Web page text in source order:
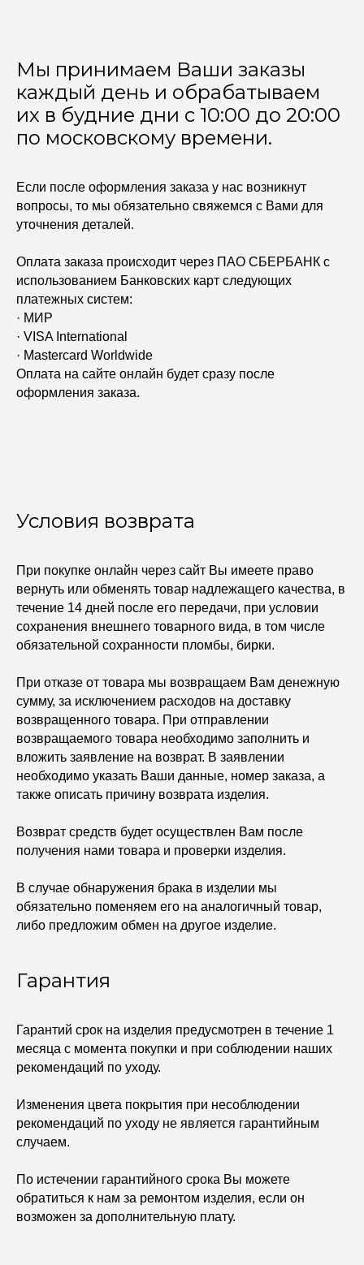
Мы принимаем Ваши заказы
каждый день и обрабатываем
их в будние дни с 10:00 до 20:00
по московскому времени.
Если после оформления заказа у нас возникнут
вопросы, то мы обязательно свяжемся с Вами для
уточнения деталей.
Оплата заказа происходит через ПАО СБЕРБАНК с
использованием Банковских карт следующих
платежных систем:
· МИР
· VISA International
· Mastercard Worldwide
Оплата на сайте онлайн будет сразу после
оформления заказа.
Условия возврата
При покупке онлайн через сайт Вы имеете право
вернуть или обменять товар надлежащего качества, в
течение 14 дней после его передачи, при условии
сохранения внешнего товарного вида, в том числе
обязательной сохранности пломбы, бирки.
При отказе от товара мы возвращаем Вам денежную
сумму, за исключением расходов на доставку
возвращенного товара. При отправлении
возвращаемого товара необходимо заполнить и
вложить заявление на возврат. В заявлении
необходимо указать Ваши данные, номер заказа, а
также описать причину возврата изделия.
Возврат средств будет осуществлен Вам после
получения нами товара и проверки изделия.
В случае обнаружения брака в изделии мы
обязательно поменяем его на аналогичный товар,
либо предложим обмен на другое изделие.
Гарантия
Гарантий срок на изделия предусмотрен в течение 1
месяца с момента покупки и при соблюдении наших
рекомендаций по уходу.
Изменения цвета покрытия при несоблюдении
рекомендаций по уходу не является гарантийным
случаем.
По истечении гарантийного срока Вы можете
обратиться к нам за ремонтом изделия, если он
возможен за дополнительную плату.
УЧАСТВУЙТЕ В НАШЕЙ
СИСТЕМЕ ЛОЯЛЬНОСТИ
Сеты
Возврат и гарантия
© 2021-2025 Edalinjewelry. Все права защищены.
КАТАЛОГ
Бодичейны
УСЛУГИ
Стилист на связи
Договор оферты
Политика
конфиденциальности
ПОКУПАТЕЛЯМ
Кольца
Браслеты
Колье
Каффы
Серьги
Чокеры
Изделия на заказ
Упаковка
Сертификаты
Не бриллианты, потому
что по любви
Регистрация